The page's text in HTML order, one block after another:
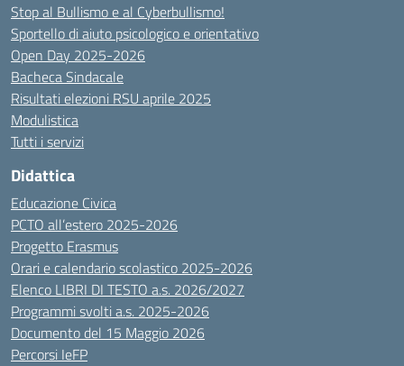
Stop al Bullismo e al Cyberbullismo!
Sportello di aiuto psicologico e orientativo
Open Day 2025-2026
Bacheca Sindacale
Risultati elezioni RSU aprile 2025
Modulistica
Tutti i servizi
Didattica
Educazione Civica
PCTO all’estero 2025-2026
Progetto Erasmus
Orari e calendario scolastico 2025-2026
Elenco LIBRI DI TESTO a.s. 2026/2027
Programmi svolti a.s. 2025-2026
Documento del 15 Maggio 2026
Percorsi IeFP